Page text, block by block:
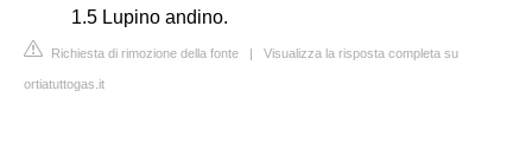
1.5 Lupino andino.
Richiesta di rimozione della fonte | Visualizza la risposta completa su
ortiatuttogas.it